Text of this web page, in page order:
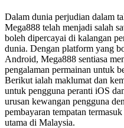
Dalam dunia perjudian dalam
Mega888 telah menjadi salah
boleh dipercayai di kalangan
dunia. Dengan platform yang
Android, Mega888 sentiasa
pengalaman permainan untuk
Berikut ialah maklumat dan
untuk pengguna peranti iOS
urusan kewangan pengguna
pembayaran tempatan
utama di Malaysia.